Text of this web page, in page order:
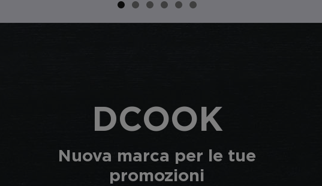
DCOOK
Nuova marca per le tue
promozioni